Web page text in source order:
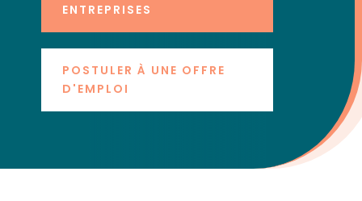
ENTREPRISES
POSTULER À UNE OFFRE
D'EMPLOI